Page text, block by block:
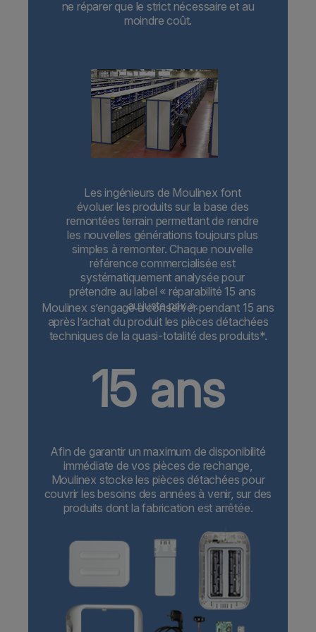
ne réparer que le strict nécessaire et au
moindre coût.
Les ingénieurs de Moulinex font
évoluer les produits sur la base des
remontées terrain permettant de rendre
les nouvelles générations toujours plus
simples à remonter. Chaque nouvelle
référence commercialisée est
systématiquement analysée pour
prétendre au label « réparabilité 15 ans
au juste prix ».
Moulinex s’engage à conserver pendant 15 ans
après l’achat du produit les pièces détachées
techniques de la quasi-totalité des produits*.
15 ans
Afin de garantir un maximum de disponibilité
immédiate de vos pièces de rechange,
Moulinex stocke les pièces détachées pour
couvrir les besoins des années à venir, sur des
produits dont la fabrication est arrêtée.